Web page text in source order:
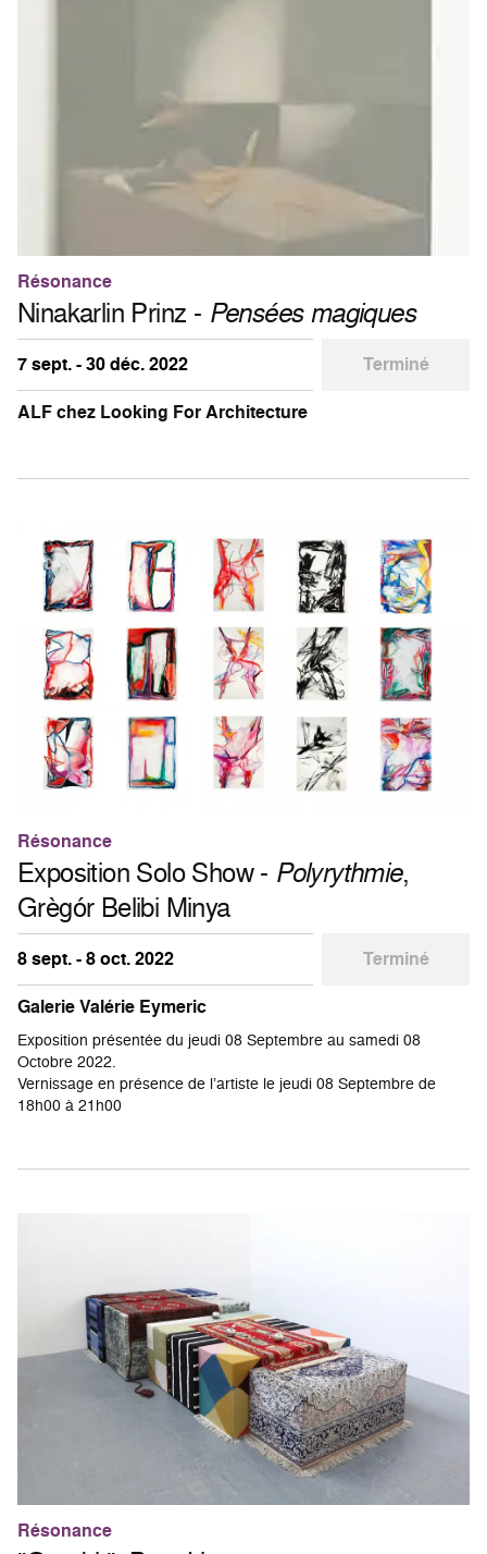
Résonance
Ninakarlin Prinz - Pensées magiques
7 sept. - 30 déc. 2022
Terminé
ALF chez Looking For Architecture
Résonance
Exposition Solo Show - Polyrythmie,
Grègór Belibi Minya
8 sept. - 8 oct. 2022
Terminé
Galerie Valérie Eymeric
Exposition présentée du jeudi 08 Septembre au samedi 08
Octobre 2022.
Vernissage en présence de l’artiste le jeudi 08 Septembre de
18h00 à 21h00
Résonance